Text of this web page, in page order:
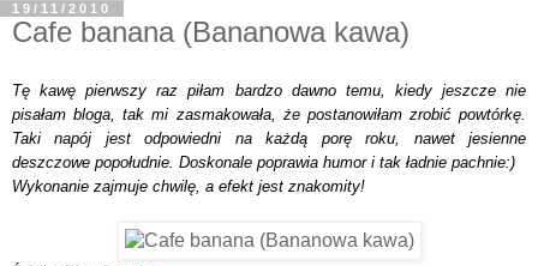
19/11/2010
Cafe banana (Bananowa kawa)
Tę kawę pierwszy raz piłam bardzo dawno temu, kiedy jeszcze nie
pisałam bloga, tak mi zasmakowała, że postanowiłam zrobić powtórkę.
Taki napój jest odpowiedni na każdą porę roku, nawet jesienne
deszczowe popołudnie. Doskonale poprawia humor i tak ładnie pachnie:)
Wykonanie zajmuje chwilę, a efekt jest znakomity!